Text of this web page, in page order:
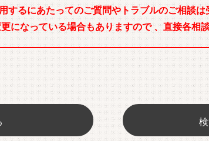
るにあたってのご質問やトラブルのご相談は
になっている場合もありますので 、直接各相